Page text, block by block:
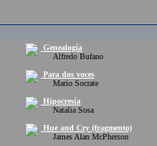
Genealogía
Alfredo Bufano
Para dos voces
Mario Socrate
Hipocresía
Natalia Sosa
Hue and Cry (fragmento)
James Alan McPherson